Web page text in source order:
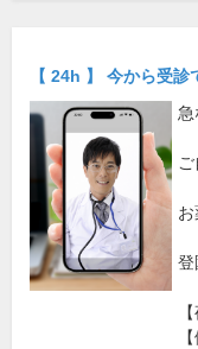
【 24h 】 今から受診
急
登